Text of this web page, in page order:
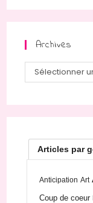
Archives
Archives
Sélectionner
Articles par
Anticipation Art
Coup de coeur